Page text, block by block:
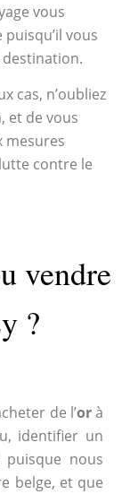
vous
vous
cas, n’oubliez
et de vous
mesures
contre le
vendre
?
de l’orà
identifier un
nous
belge, et que